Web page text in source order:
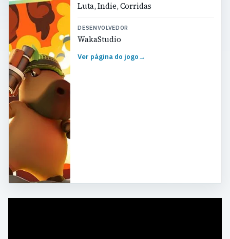
Luta, Indie, Corridas
DESENVOLVEDOR
WakaStudio
Ver página do jogo→